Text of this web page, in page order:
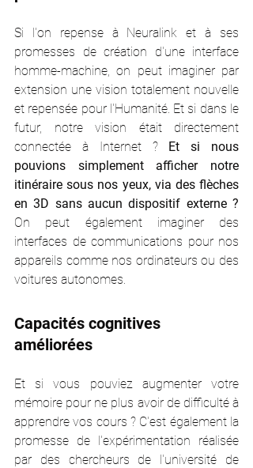
Si l'on repense à Neuralink et à ses
promesses de création d'une interface
homme-machine, on peut imaginer par
extension une vision totalement nouvelle
et repensée pour l'Humanité. Et si dans le
futur, notre vision était directement
connectée à Internet ? Et si nous
pouvions simplement afficher notre
itinéraire sous nos yeux, via des flèches
en 3D sans aucun dispositif externe ?
On peut également imaginer des
interfaces de communications pour nos
appareils comme nos ordinateurs ou des
voitures autonomes.
Capacités cognitives
améliorées
Et si vous pouviez augmenter votre
mémoire pour ne plus avoir de difficulté à
apprendre vos cours ? C'est également la
promesse de l'expérimentation réalisée
par des chercheurs de l'université de